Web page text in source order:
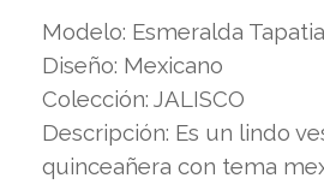
Modelo: Esmeralda Tapatia
Diseño: Mexicano
Colección: JALISCO
Descripción: Es un lindo
quinceañera con tema